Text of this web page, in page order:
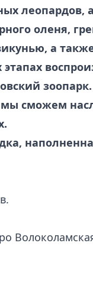
леопардов,
оленя,
а
мы сможем